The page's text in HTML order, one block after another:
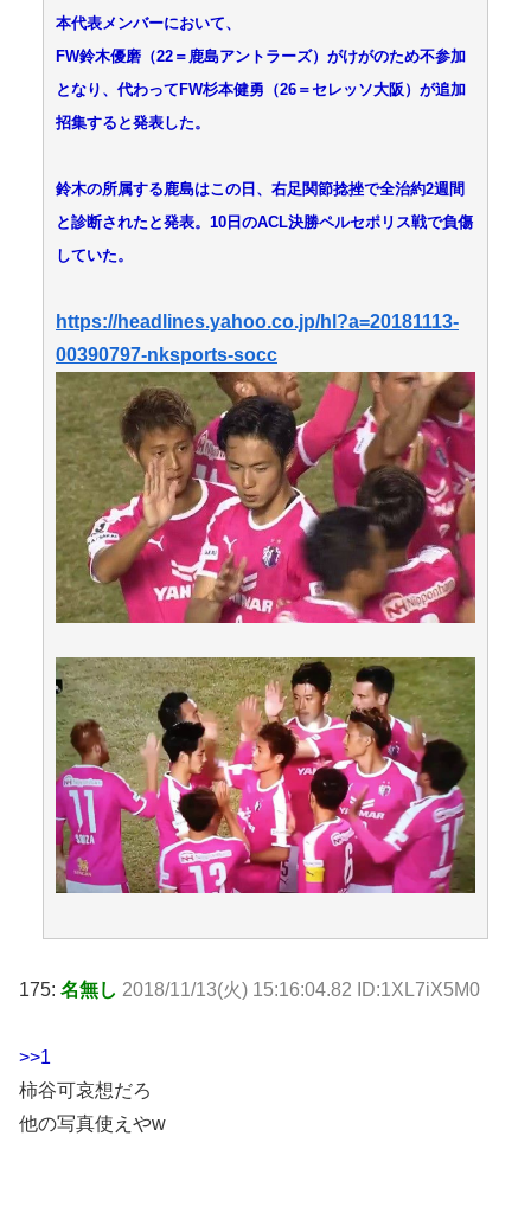
本代表メンバーにおいて、
FW鈴木優磨（22＝鹿島アントラーズ）がけがのため不参加
となり、代わってFW杉本健勇（26＝セレッソ大阪）が追加
招集すると発表した。
鈴木の所属する鹿島はこの日、右足関節捻挫で全治約2週間
と診断されたと発表。10日のACL決勝ペルセポリス戦で負傷
していた。
https://headlines.yahoo.co.jp/hl?a=20181113-
00390797-nksports-socc
175: 名無し 2018/11/13(火) 15:16:04.82 ID:1XL7iX5M0
>>1
柿谷可哀想だろ
他の写真使えやw